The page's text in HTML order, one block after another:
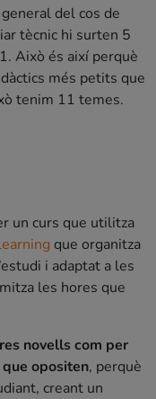
del cos de
tècnic hi surten 5
Això és així perquè
més petits que
tenim 11 temes.
un curs que utilitza
que organitza
i adaptat a les
les hores que
novells com per
opositen, perquè
creant un